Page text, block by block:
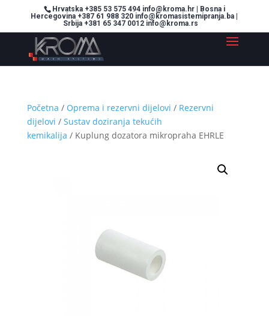
Hrvatska +385 53 575 494 info@kroma.hr | Bosna i
Hercegovina +387 61 988 320 info@kromasistemipranja.ba |
Srbija +381 65 347 0012 info@kroma.rs
Početna / Oprema i rezervni dijelovi / Rezervni
dijelovi / Sustav doziranja tekućih
kemikalija / Kuplung dozatora mikropraha EHRLE